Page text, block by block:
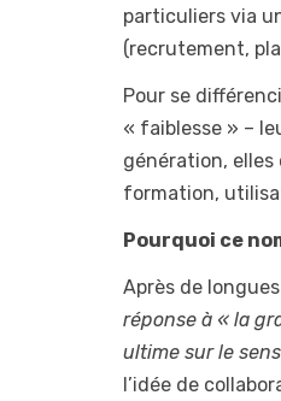
particuliers via
(recrutement,
Pour se
« faiblesse » –
génération,
formation,
Pourquoi ce
Après de
réponse à « la
ultime sur le
l’idée de